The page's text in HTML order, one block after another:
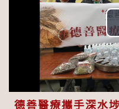
德善醫療攜手深水